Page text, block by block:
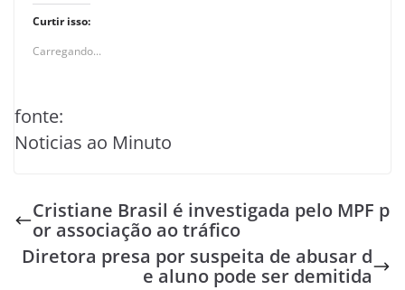
Curtir isso:
Carregando...
fonte:
Noticias ao Minuto
Cristiane Brasil é investigada pelo MPF p
or associação ao tráfico
Diretora presa por suspeita de abusar d
e aluno pode ser demitida